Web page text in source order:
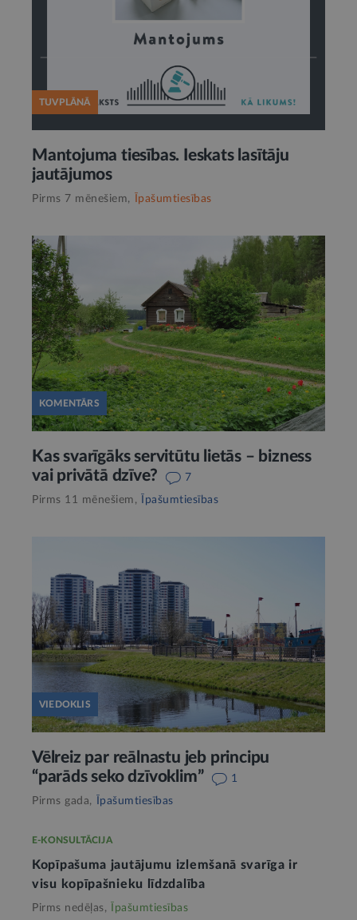
TUVPLĀNĀ
Mantojuma tiesības. Ieskats lasītāju
jautājumos
Pirms 7 mēnešiem, Īpašumtiesības
KOMENTĀRS
Kas svarīgāks servitūtu lietās – bizness
vai privātā dzīve?
7
Pirms 11 mēnešiem,
Īpašumtiesības
VIEDOKLIS
Vēlreiz par reālnastu jeb principu
“parāds seko dzīvoklim”
1
Pirms gada,
Īpašumtiesības
E-KONSULTĀCIJA
Kopīpašuma jautājumu izlemšanā svarīga ir
visu kopīpašnieku līdzdalība
Pirms nedēļas, Īpašumtiesības